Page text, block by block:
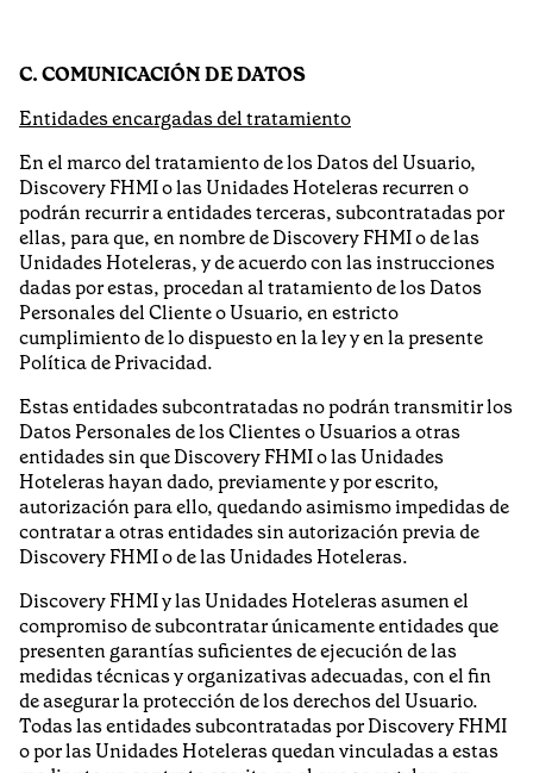
C. COMUNICACIÓN DE DATOS
Entidades encargadas del tratamiento
En el marco del tratamiento de los Datos del Usuario,
Discovery FHMI o las Unidades Hoteleras recurren o
podrán recurrir a entidades terceras, subcontratadas por
ellas, para que, en nombre de Discovery FHMI o de las
Unidades Hoteleras, y de acuerdo con las instrucciones
dadas por estas, procedan al tratamiento de los Datos
Personales del Cliente o Usuario, en estricto
cumplimiento de lo dispuesto en la ley y en la presente
Política de Privacidad.
Estas entidades subcontratadas no podrán transmitir los
Datos Personales de los Clientes o Usuarios a otras
entidades sin que Discovery FHMI o las Unidades
Hoteleras hayan dado, previamente y por escrito,
autorización para ello, quedando asimismo impedidas de
contratar a otras entidades sin autorización previa de
Discovery FHMI o de las Unidades Hoteleras.
Discovery FHMI y las Unidades Hoteleras asumen el
compromiso de subcontratar únicamente entidades que
presenten garantías suficientes de ejecución de las
medidas técnicas y organizativas adecuadas, con el fin
de asegurar la protección de los derechos del Usuario.
Todas las entidades subcontratadas por Discovery FHMI
o por las Unidades Hoteleras quedan vinculadas a estas